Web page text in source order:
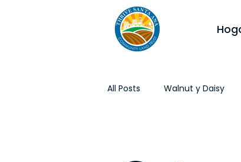
All Posts Walnut y Daisy